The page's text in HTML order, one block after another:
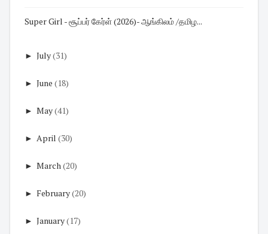
Super Girl - சூப்பர் கேர்ள் (2026)- ஆங்கிலம் /தமிழ...
► July(31)
► June (18)
► May(41)
► April (30)
► March (20)
► February(20)
► January(17)